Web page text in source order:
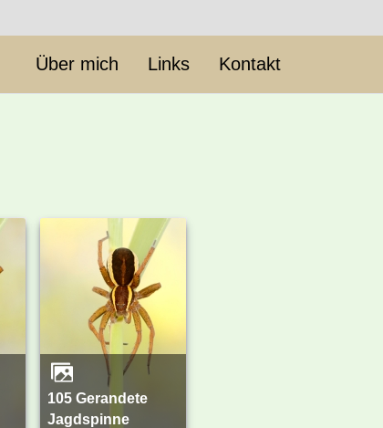
Über mich Links Kontakt
105 Gerandete
Jagdspinne